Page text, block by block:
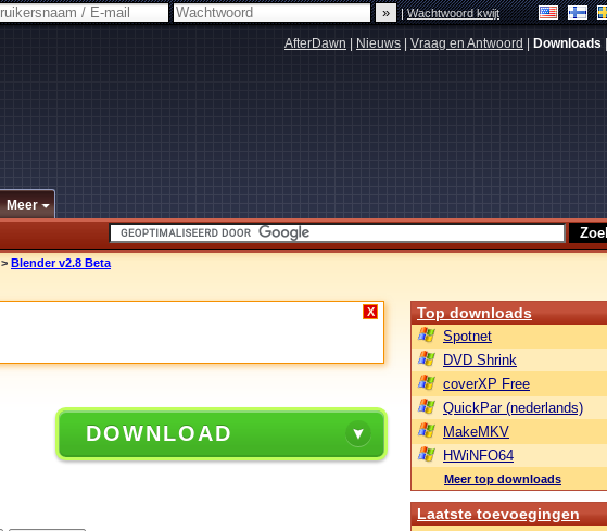
|Wachtwoord kwijt
AfterDawn Nieuws Vraag en Antwoord Downloads
Meer
> Blender v2.8 Beta
X
DOWNLOAD
Top downloads
Spotnet
DVD Shrink
coverXP Free
QuickPar (nederlands)
MakeMKV
HWiNFO64
Meer top downloads
Laatste toevoegingen